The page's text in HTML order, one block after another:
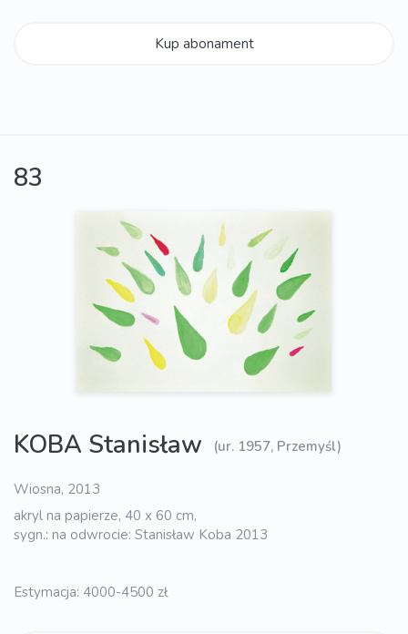
Kup abonament
83
KOBA Stanisław (ur. 1957, Przemyśl)
Wiosna, 2013
akryl na papierze, 40 x 60 cm,
sygn.: na odwrocie: Stanisław Koba 2013
Estymacja: 4000-4500 zł